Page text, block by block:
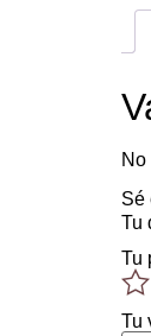
Sé
Tu
Tu
Tu